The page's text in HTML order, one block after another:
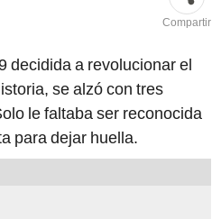
Compartir
decidida a revolucionar el
se alzó con tres
le faltaba ser reconocida
para dejar huella.